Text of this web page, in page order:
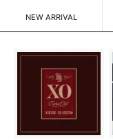
NEW ARRIVAL